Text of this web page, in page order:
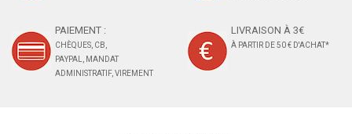
PAIEMENT :
CHÈQUES, CB,
PAYPAL, MANDAT
ADMINISTRATIF, VIREMENT
LIVRAISON À 3€
À PARTIR DE 50 € D'ACHAT*